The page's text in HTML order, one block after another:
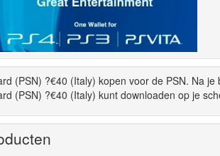
(PSN) ?€40 (Italy) kopen voor de PSN. Na
(PSN) ?€40 (Italy) kunt downloaden op je